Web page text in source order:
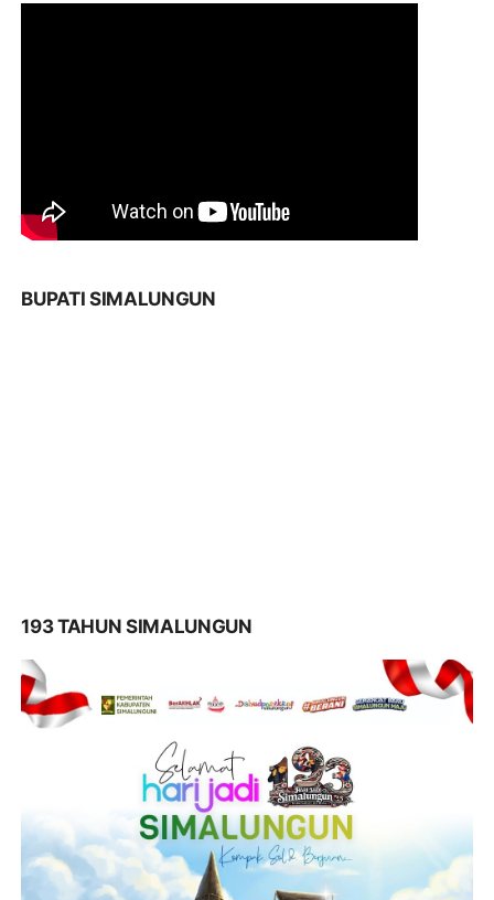
BUPATI SIMALUNGUN
193 TAHUN SIMALUNGUN